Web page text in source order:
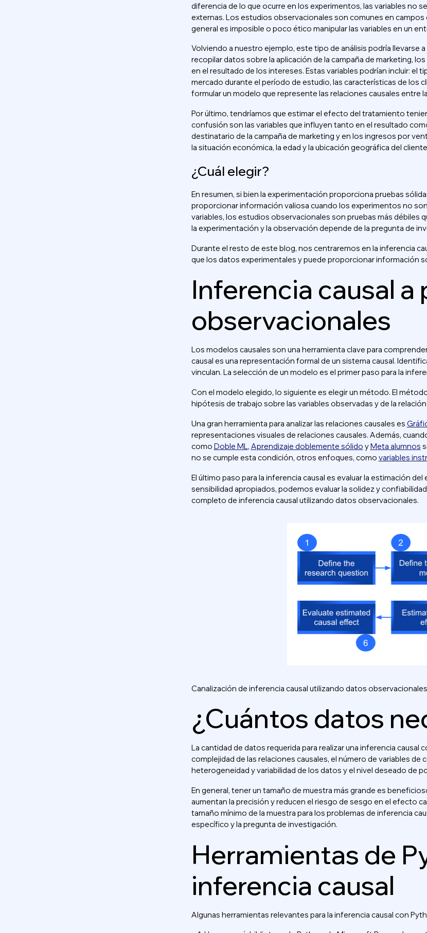
diferencia de lo que ocurre en los experimentos, las variables no
externas. Los estudios observacionales son comunes en
general es imposible o poco ético manipular las variables en un
Volviendo a nuestro ejemplo, este tipo de análisis podría llevarse
recopilar datos sobre la aplicación de la campaña de marketing,
en el resultado de los intereses. Estas variables podrían incluir: el
mercado durante el período de estudio, las características de los
formular un modelo que represente las relaciones causales entre
Por último, tendríamos que estimar el efecto del tratamiento
confusión son las variables que influyen tanto en el resultado
destinatario de la campaña de marketing y en los ingresos por
la situación económica, la edad y la ubicación geográfica del
¿Cuál elegir?
En resumen, si bien la experimentación proporciona pruebas
proporcionar información valiosa cuando los experimentos no
variables, los estudios observacionales son pruebas más débiles
la experimentación y la observación depende de la pregunta de
Durante el resto de este blog, nos centraremos en la inferencia
que los datos experimentales y puede proporcionar información
Inferencia causal
observacionales
Los modelos causales son una herramienta clave para
causal es una representación formal de un sistema causal.
vinculan. La selección de un modelo es el primer paso para la
Con el modelo elegido, lo siguiente es elegir un método. El
hipótesis de trabajo sobre las variables observadas y de la
Una gran herramienta para analizar las relaciones causales es
representaciones visuales de relaciones causales. Además,
como Doble ML , Aprendizaje doblemente sólido yMeta alumnos
no se cumple esta condición, otros enfoques, como variables
El último paso para la inferencia causal es evaluar la estimación
sensibilidad apropiados, podemos evaluar la solidez y
completo de inferencia causal utilizando datos observacionales.
Canalización de inferencia causal utilizando datos
¿Cuántos datos
La cantidad de datos requerida para realizar una inferencia
complejidad de las relaciones causales, el número de variables
heterogeneidad y variabilidad de los datos y el nivel deseado de
En general, tener un tamaño de muestra más grande es
aumentan la precisión y reducen el riesgo de sesgo en el efecto
tamaño mínimo de la muestra para los problemas de inferencia
específico y la pregunta de investigación.
Herramientas de
inferencia causal
Algunas herramientas relevantes para la inferencia causal con